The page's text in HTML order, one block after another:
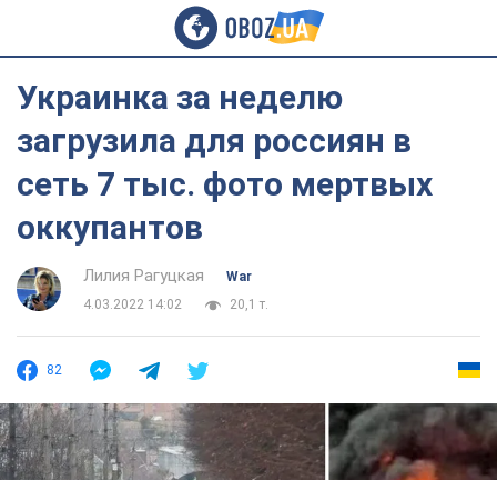
Украинка за неделю
загрузила для россиян в
сеть 7 тыс. фото мертвых
оккупантов
Лилия Рагуцкая
War
4.03.2022 14:02
20,1 т.
82